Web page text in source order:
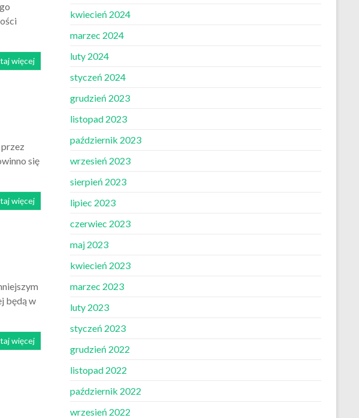
więcej
się
więcej
będą w
więcej
kwiecień 2024
marzec 2024
luty 2024
styczeń 2024
grudzień 2023
listopad 2023
październik 2023
wrzesień 2023
sierpień 2023
lipiec 2023
czerwiec 2023
maj 2023
kwiecień 2023
marzec 2023
luty 2023
styczeń 2023
grudzień 2022
listopad 2022
październik 2022
wrzesień 2022